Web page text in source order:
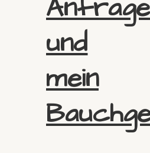
und
mein